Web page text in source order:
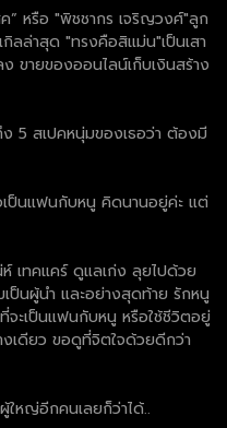
หรือ "พิชชากร เจริญวงศ์"ลูก
กิลล่าสุด "ทรงคือสิแม่น"เป็นเสา
ขายของออนไลน์เก็บเงินสร้าง
5 สเปคหนุ่มของเธอว่า ต้องมี
เป็นแฟนกับหนู คิดนานอยู่ค่ะ แต่
เทคแคร์ ดูแลเก่ง ลุยไปด้วย
ป็นผู้นำ และอย่างสุดท้าย รักหนู
ะเป็นแฟนกับหนู หรือใช้ชีวิตอยู่
เดียว ขอดูที่จิตใจด้วยดีกว่า
ใหญ่อีกคนเลยก็ว่าได้..